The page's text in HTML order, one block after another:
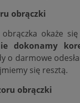
obrączki
okaże
dokonamy
o darmowe
się resztą.
obrączki